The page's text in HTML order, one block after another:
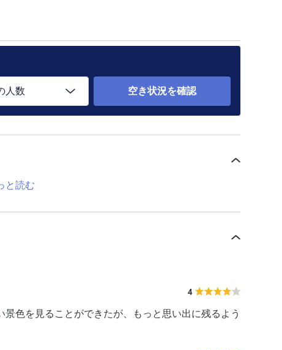
人数 空き状況を確認
と読む
4
色を見ることができたが、もっと思い出に残るよう